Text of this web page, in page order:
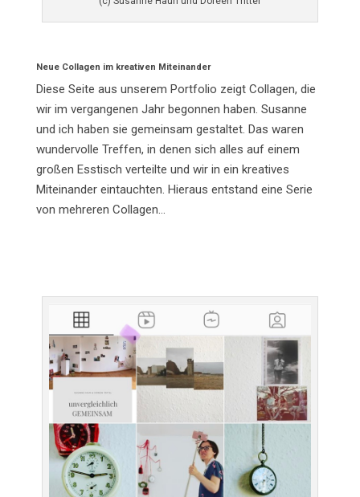
Neue Collagen im kreativen Miteinander
Diese Seite aus unserem Portfolio zeigt Collagen, die
wir im vergangenen Jahr begonnen haben. Susanne
und ich haben sie gemeinsam gestaltet. Das waren
wundervolle Treffen, in denen sich alles auf einem
großen Esstisch verteilte und wir in ein kreatives
Miteinander eintauchten. Hieraus entstand eine Serie
von mehreren Collagen…